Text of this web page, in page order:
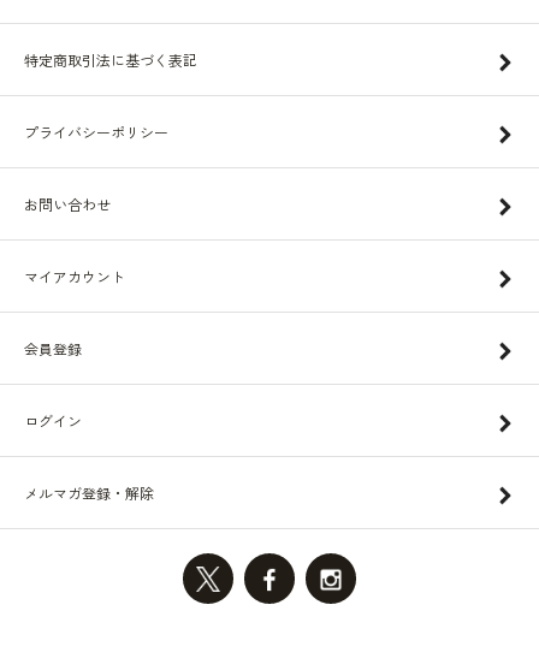
特定商取引法に基づく表記
プライバシーポリシー
お問い合わせ
マイアカウント
会員登録
ログイン
メルマガ登録・解除